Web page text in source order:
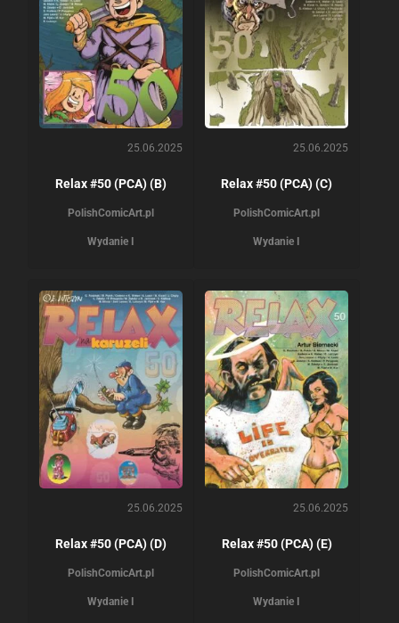
25.06.2025
Relax #50 (PCA) (B)
PolishComicArt.pl
Wydanie I
25.06.2025
Relax #50 (PCA) (C)
PolishComicArt.pl
Wydanie I
25.06.2025
Relax #50 (PCA) (D)
PolishComicArt.pl
Wydanie I
25.06.2025
Relax #50 (PCA) (E)
PolishComicArt.pl
Wydanie I